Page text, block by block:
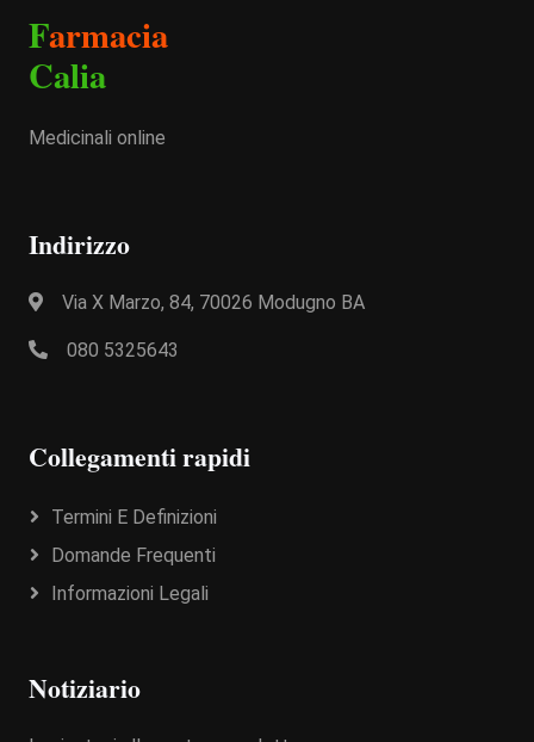
Farmacia
Calia
Medicinali online
Indirizzo
Via X Marzo, 84, 70026 Modugno BA
080 5325643
Collegamenti rapidi
Termini E Definizioni
Domande Frequenti
Informazioni Legali
Notiziario